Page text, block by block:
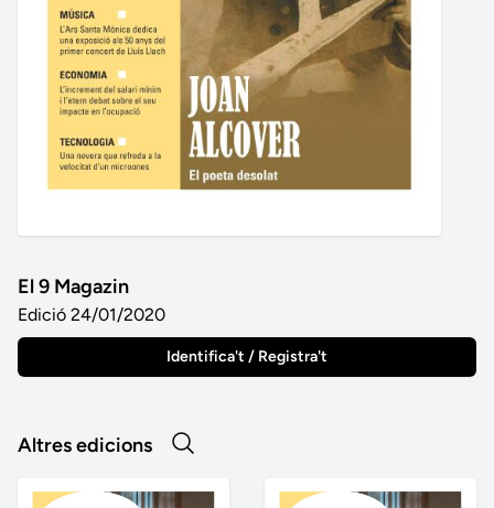
El 9 Magazin
Edició 24/01/2020
Identifica't / Registra't
Altres edicions